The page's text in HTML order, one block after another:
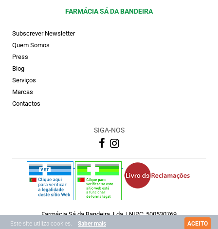
Este site utiliza cookies. Saber mais ACEITO
FARMÁCIA SÁ DA BANDEIRA
Subscrever Newsletter
Quem Somos
Press
Blog
Serviços
Marcas
Contactos
SIGA-NOS
Farmácia Sá da Bandeira, Lda. | NIPC: 500530769
Copyright © 2026 Farmácia Sá Da Bandeira